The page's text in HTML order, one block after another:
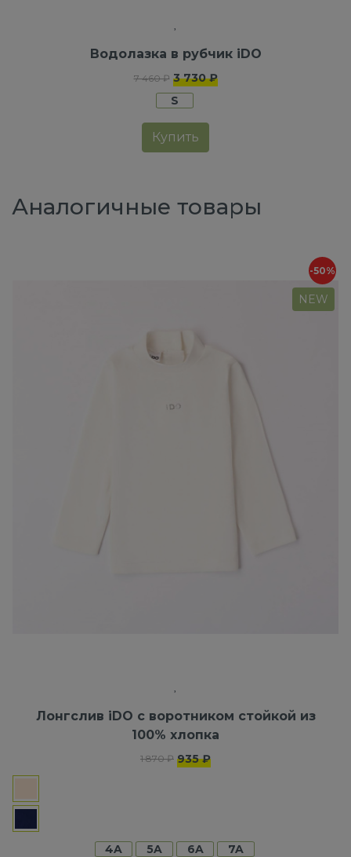
Водолазка в рубчик iDO
7 460 ₽ 3 730 ₽
S
Купить
Аналогичные товары
-50%
NEW
Лонгслив iDO с воротником стойкой из
100% хлопка
1 870 ₽ 935 ₽
4A 5A 6A 7A